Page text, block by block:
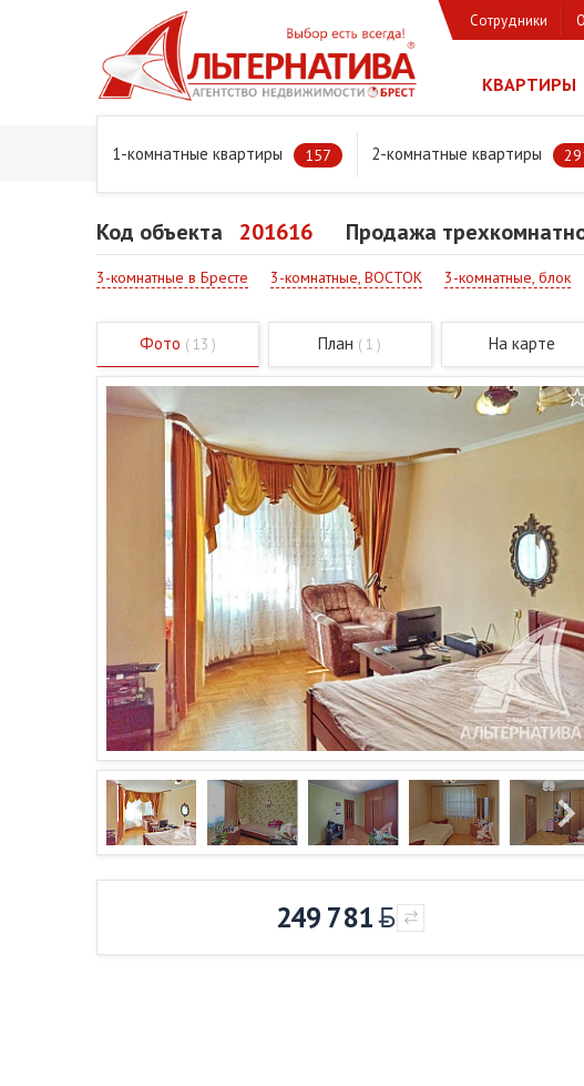
Сотрудники
КВАРТИРЫ
1-комнатные квартиры 157 2-комнатные квартиры
Главная Предложения Квартиры Продажа трехкомнатной
Код объекта 201616 Продажа
3-комнатные в Бресте 3-комнатные, ВОСТОК 3-комнатные, блок
Фото ( 13 ) План ( 1 ) На карте
249 781